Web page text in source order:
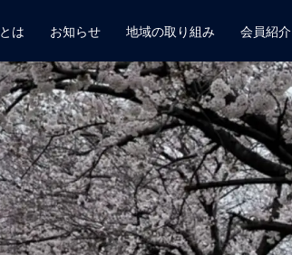
は お知らせ 地域の取り組み 会員紹介